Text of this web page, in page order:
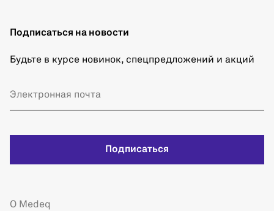
Подписаться на новости
Будьте в курсе новинок, спецпредложений и акций
Подписаться
О Medeq